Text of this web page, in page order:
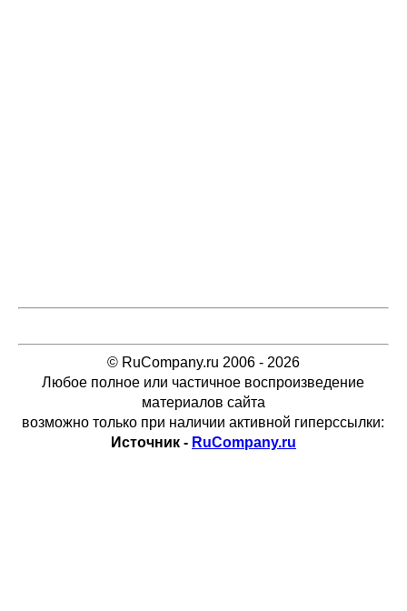
© RuCompany.ru 2006 - 2026
Любое полное или частичное воспроизведение
материалов сайта
возможно только при наличии активной гиперссылки:
Источник - RuCompany.ru